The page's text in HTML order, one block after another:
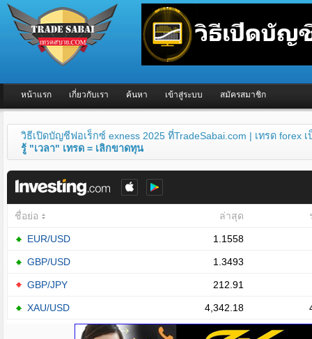
หน้าแรก เกี่ยวกับเรา ค้นหา เข้าสู่ระบบ สมัครสมาชิก
วิธีเปิดบัญชีฟอเร็กซ์ exness 2025 ที่TradeSabai.com | เทรด forex
รู้ "เวลา" เทรด = เลิกขาดทุน